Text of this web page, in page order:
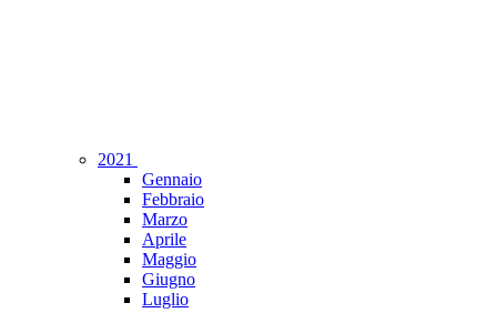
2021
Gennaio
Febbraio
Marzo
Aprile
Maggio
Giugno
Luglio